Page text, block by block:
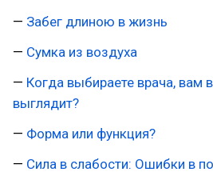
— Забег длиною в жизнь
— Сумка из воздуха
— Когда выбираете врача, вам
выглядит?
— Форма или функция?
— Сила в слабости: Ошибки в